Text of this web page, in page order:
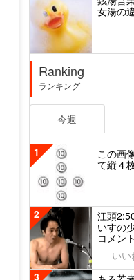
女湯の
Ranking
ランキング
今週
1
この画
て縦４
2
江頭
いすの
コメン
い
3